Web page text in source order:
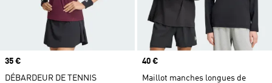
Prix
35 €
DÉBARDEUR DE TENNIS
Prix
40 €
Maillot manches longues de